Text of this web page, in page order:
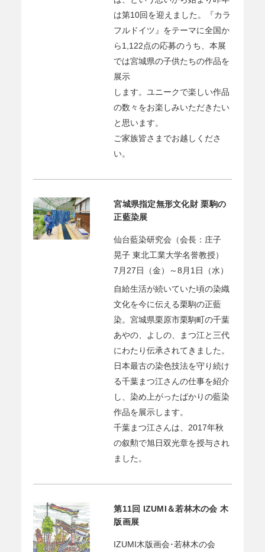
は第10回を迎えました。『カラ
フルドイツ』をテーマに全国か
ら1,122点の応募のうち、本展
では宮城県の子供たちの作品を
展示
します。ユニークで楽しい作品
の数々をお楽しみいただきたい
と思います。
ご家族皆さまでお越しくださ
い。
宮城県指定無形文化財 栗駒の
正藍染展
仙台藍染研究会（会長：庄子
晃子 東北工業大学名誉教授）
7月27日（金）～8月1日（水）
自給生活が続いていた頃の染織
文化を今に伝える栗駒の正藍
染。宮城県栗原市栗駒町の千葉
あやの、よしの、まつ江と三代
にわたり伝承されてきました。
日本最古の染色技法を守り続け
る千葉まつ江さんの仕事を紹介
し、染め上がったばかりの藍染
作品を展示します。
千葉まつ江さんは、2017年秋
の叙勲で旭日双光章を授与され
ました。
第11回 IZUMI＆若林木の会 木
版画展
IZUMI木版画会･若林木の会